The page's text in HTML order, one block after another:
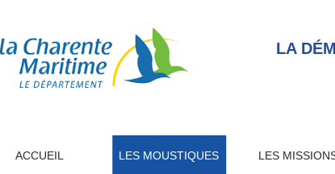
LA
ACCUEIL LES MOUSTIQUES LES